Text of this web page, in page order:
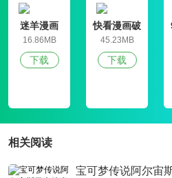
4、页面看起来十分的舒服，小清新的页面
漫画的资源超级的多，总有一款是你所喜欢
软件亮点
1、在这里，你可以轻松的前去追漫，资源
度还蛮快的，都不用你等待这一点真的还是
才流畅,轻漫画所有的漫画画质是经过严格检
4、所有的漫画都是免费阅读的，大家阅读
迷羊漫画
16.86MB
下载
快看漫画破
解版
45.23MB
下载
相关阅读
宝可梦传说阿尔宙